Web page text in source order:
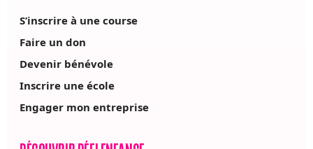
S’inscrire à une course
Faire un don
Devenir bénévole
Inscrire une école
Engager mon entreprise